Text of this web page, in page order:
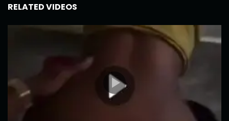
RELATED VIDEOS